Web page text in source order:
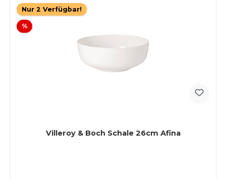
Nur 2 Verfügbar!
%Rabatt
Villeroy & Boch Schale 26cm Afina